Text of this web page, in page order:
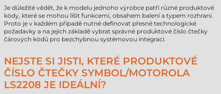
Je důležité vědět, že k modelu jednoho výrobce patří různé produktové
kódy, které se mohou lišit funkcemi, obsahem balení a typem rozhraní.
Proto je v každém případě nutné definovat přesné technologické
požadavky a na jejich základě vybrat správné produktové číslo čtečky
čárových kódů pro bezchybnou systémovou integraci.
NEJSTE SI JISTI, KTERÉ PRODUKTOVÉ
ČÍSLO ČTEČKY SYMBOL/MOTOROLA
LS2208 JE IDEÁLNÍ?